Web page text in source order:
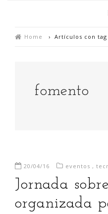
Home › Artículos con
fomento
20/04/16 eventos ,
Jornada
organizada